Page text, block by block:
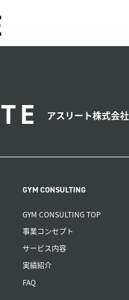
アスリート株式会社はフィッ
ATHLETE
アスリート株式会社
GYM CONSULTING
GYM CONSULTING TOP
事業コンセプト
サービス内容
実績紹介
FAQ